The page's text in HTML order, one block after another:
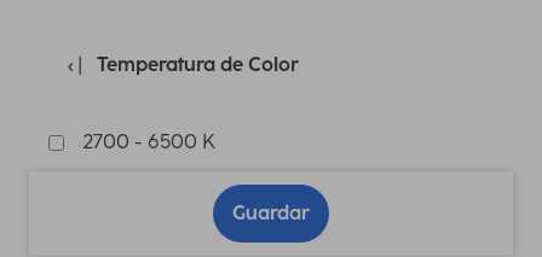
Temperatura de Color
2700 - 6500 K
Guardar